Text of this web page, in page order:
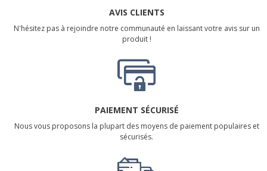
AVIS CLIENTS
N'hésitez pas à rejoindre notre communauté en laissant votre avis sur un
produit !
PAIEMENT SÉCURISÉ
Nous vous proposons la plupart des moyens de paiement populaires et
sécurisés.